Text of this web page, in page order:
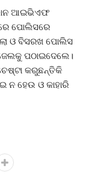
ଆଇଭିଏଫ
ପୋଲିସରେ
ଓ ବିସରଖ ପୋଲିସ
ପଠାଇଦେଲେ।
କରୁଛନ୍ତିକି
ହେଉ ଓ କାହାରି